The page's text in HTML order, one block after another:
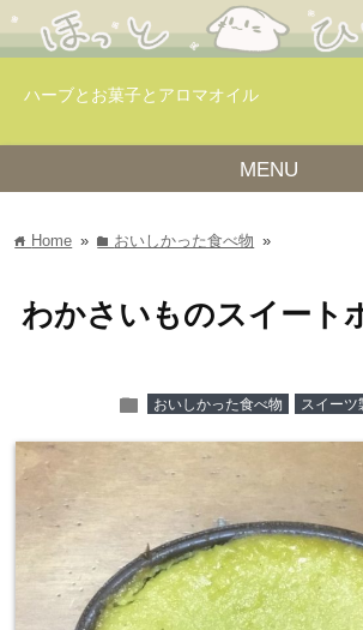
ハーブとお菓子とアロマオイル
MENU
home Home » folder おいしかった食べ物 »
わかさいものスイート
folder おいしかった食べ物 スイーツ